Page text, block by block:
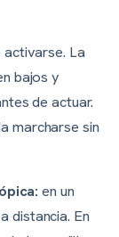
activarse. La
bajos y
de actuar.
marcharse sin
en un
distancia. En